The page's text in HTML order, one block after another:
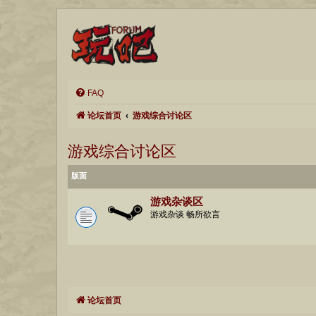
FAQ
论坛首页 游戏综合讨论区
游戏综合讨论区
版面
游戏杂谈区
游戏杂谈 畅所欲言
论坛首页